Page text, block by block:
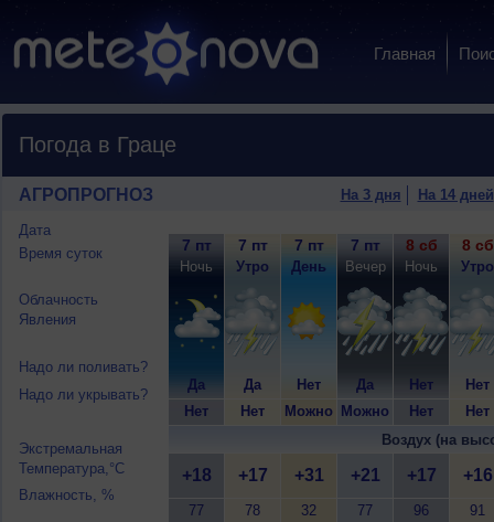
Главная
Погода в Граце
АГРОПРОГНОЗ На 3 дня На 14 дней
Дата
Время суток
Облачность
Явления
Надо ли поливать?
Надо ли укрывать?
Экстремальная
Температура,°C
Влажность, %
7 пт
Ночь
Да
Нет
7 пт
Утро
Да
Нет
7 пт
День
Нет
Можно
7 пт
Вечер
Да
Можно
8 сб
Ночь
Нет
Нет
8 сб
Утро
Нет
Нет
Воздух (на
+18
77
+17
78
+31
32
+21
77
+17
96
+16
91